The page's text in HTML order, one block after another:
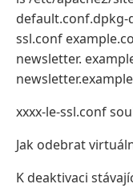
default.conf.dpkg-
ssl.conf
newsletter.
xxxx-le-ssl.conf
Jak odebrat
K deaktivaci